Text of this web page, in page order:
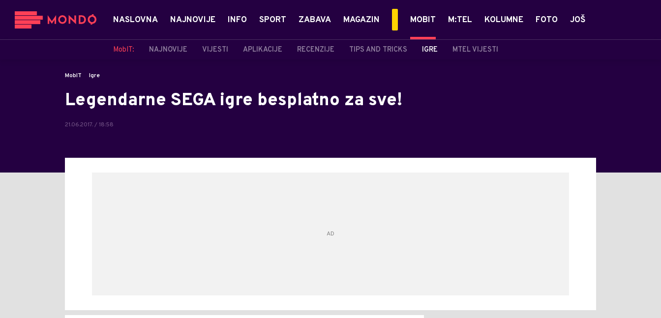
NASLOVNA NAJNOVIJE INFO SPORT ZABAVA MAGAZIN MOBIT
MobIT: NAJNOVIJE VIJESTI APLIKACIJE RECENZIJE TIPS AND TRICKS IGRE MTEL VIJESTI
M:TEL KOLUMNE FOTO JOŠ
MobIT Igre
Legendarne SEGA igre besplatno za sve!
21.06.2017. / 18:58